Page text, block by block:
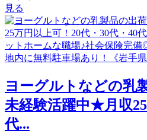
見る
ヨーグルトなどの乳
未経験活躍中★月収
代...